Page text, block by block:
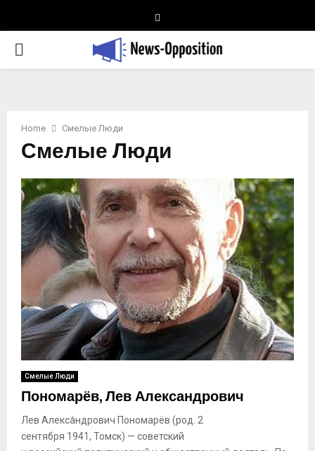
PRIMARY
Home Смелые Люди
Смелые Люди
Смелые Люди
Пономарёв, Лев Александрович
Лев Алекса́ндрович Пономарёв (род. 2
сентября 1941, Томск) — советский